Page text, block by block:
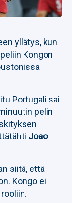
yllätys, kun
Kongon
Portugali sai
pelin
Joao
siitä, että
Kongo ei